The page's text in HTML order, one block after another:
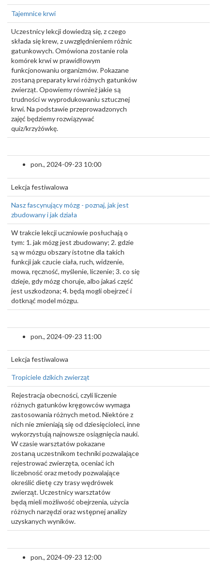
Tajemnice krwi
Uczestnicy lekcji dowiedzą się, z czego
składa się krew, z uwzględnieniem różnic
gatunkowych. Omówiona zostanie rola
komórek krwi w prawidłowym
funkcjonowaniu organizmów. Pokazane
zostaną preparaty krwi różnych gatunków
zwierząt. Opowiemy również jakie są
trudności w wyprodukowaniu sztucznej
krwi. Na podstawie przeprowadzonych
zajęć będziemy rozwiązywać
quiz/krzyżówkę.
pon., 2024-09-23 10:00
Lekcja festiwalowa
Nasz fascynujący mózg - poznaj, jak jest
zbudowany i jak działa
W trakcie lekcji uczniowie posłuchają o
tym: 1. jak mózg jest zbudowany; 2. gdzie
są w mózgu obszary istotne dla takich
funkcji jak czucie ciała, ruch, widzenie,
mowa, ręczność, myślenie, liczenie; 3. co się
dzieje, gdy mózg choruje, albo jakaś część
jest uszkodzona; 4. będą mogli obejrzeć i
dotknąć model mózgu.
pon., 2024-09-23 11:00
Lekcja festiwalowa
Tropiciele dzikich zwierząt
Rejestracja obecności, czyli liczenie
różnych gatunków kręgowców wymaga
zastosowania różnych metod. Niektóre z
nich nie zmieniają się od dziesięcioleci, inne
wykorzystują najnowsze osiągnięcia nauki.
W czasie warsztatów pokazane
zostaną uczestnikom techniki pozwalające
rejestrować zwierzęta, oceniać ich
liczebność oraz metody pozwalające
określić dietę czy trasy wędrówek
zwierząt. Uczestnicy warsztatów
będą mieli możliwość obejrzenia, użycia
różnych narzędzi oraz wstępnej analizy
uzyskanych wyników.
pon., 2024-09-23 12:00